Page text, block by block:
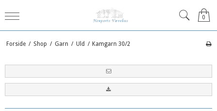
0
Forside / Shop / Garn / Uld / Kamgarn 30/2